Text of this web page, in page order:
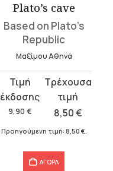
Plato’s cave
Based on Plato’s
Republic
Μαξίμου Αθηνά
9,90 €
Original
price
was:
9,90 €.
8,50€
τρέχουσα
τιμή
είναι:
Προηγούμενη τιμή: 8,50 €.
ΑΓΟΡΑ